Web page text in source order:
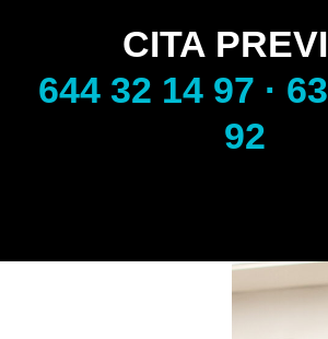
CITA
644 32 14 97 ·
92